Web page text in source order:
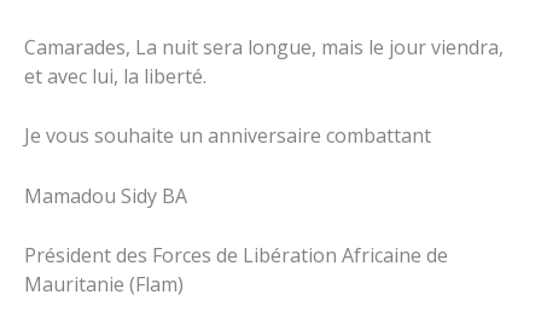
Camarades, La nuit sera longue, mais le jour viendra,
et avec lui, la liberté.
Je vous souhaite un anniversaire combattant
Mamadou Sidy BA
Président des Forces de Libération Africaine de
Mauritanie (Flam)